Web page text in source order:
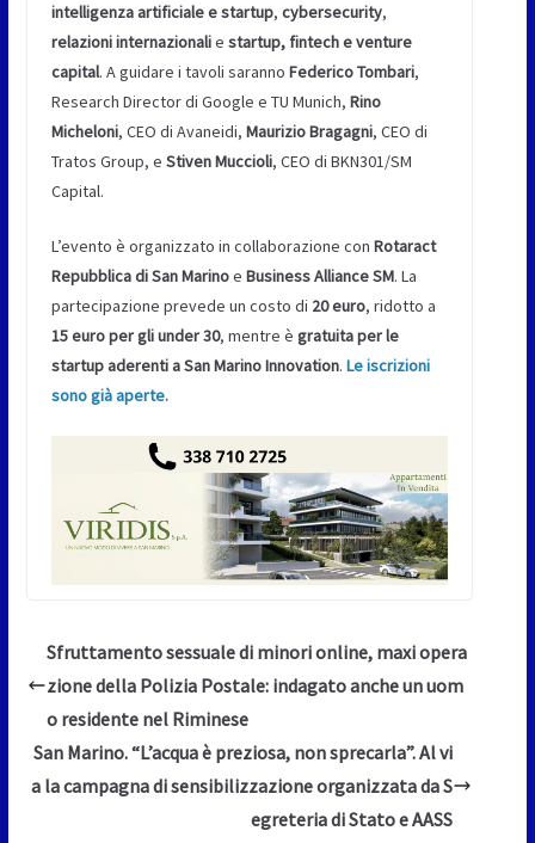
intelligenza artificiale e startup, cybersecurity,
relazioni internazionalie startup, fintech e venture
capital. A guidare i tavoli saranno Federico Tombari,
Research Director di Google e TU Munich, Rino
Micheloni, CEO di Avaneidi, Maurizio Bragagni, CEO di
Tratos Group, e Stiven Muccioli, CEO di BKN301/SM
Capital.
L’evento è organizzato in collaborazione con Rotaract
Repubblica di San Marinoe Business Alliance SM. La
partecipazione prevede un costo di 20 euro, ridotto a
15 euro per gli under 30, mentre è gratuita per le
startup aderenti a San Marino Innovation. Le iscrizioni
sono già aperte.
Sfruttamento sessuale di minori online, maxi opera
zione della Polizia Postale: indagato anche un uom
o residente nel Riminese
San Marino. “L’acqua è preziosa, non sprecarla”. Al vi
a la campagna di sensibilizzazione organizzata da S
egreteria di Stato e AASS